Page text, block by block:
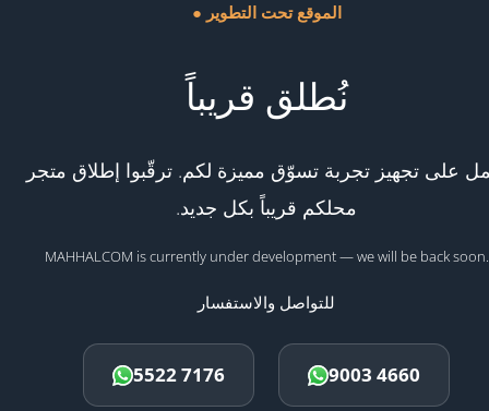
● الموقع تحت التطوير
نُطلق قريباً
على تجهيز تجربة تسوّق مميزة لكم. ترقّبوا إطلاق متجر
محلكم قريباً بكل جديد.
MAHHALCOM is currently under development — we will be back soon.
للتواصل والاستفسار
5522 7176 9003 4660